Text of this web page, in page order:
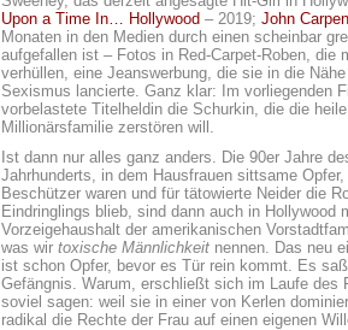
Upon a Time In… Hollywood – 2019; John
Monaten in den Medien durch einen scheinbar
aufgefallen ist – Fotos in Red-Carpet-Roben, die
verhüllen, eine Jeanswerbung, die sie in die
Sexismus lancierte. Ganz klar: Im vorliegenden
vorbelastete Titelheldin die Schurkin, die die
Millionärsfamilie zerstören will.
Ist dann nur alles ganz anders. Die 90er Jahre
Jahrhunderts, in dem Hausfrauen sittsame
Beschützer waren und für tätowierte Neider die
Eindringlings blieb, sind dann auch in Hollywood
Vorzeigehaushalt der amerikanischen
was wir toxische Männlichkeit nennen. Das neu
ist schon Opfer, bevor es Tür rein kommt. Es
Gefängnis. Warum, erschließt sich im Laufe des
soviel sagen: weil sie in einer von Kerlen
radikal die Rechte der Frau auf einen eigenen